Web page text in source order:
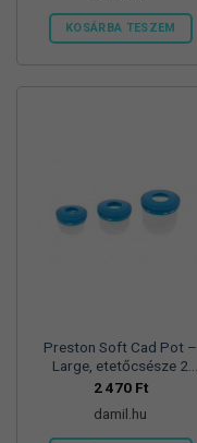
KOSÁRBA TESZEM
Preston Soft Cad Pot –
Large, etetőcsésze 2
db/csg
2 470 Ft
damil.hu